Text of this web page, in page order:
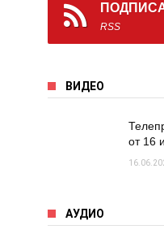
RSS
ВИДЕО
от 16
АУДИО